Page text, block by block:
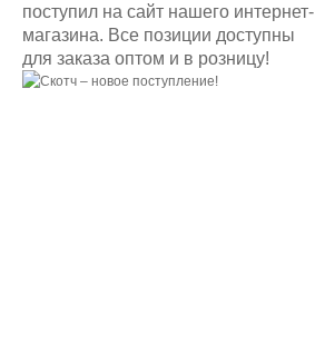
поступил на сайт нашего интернет-
магазина. Все позиции доступны
для заказа оптом и в розницу!